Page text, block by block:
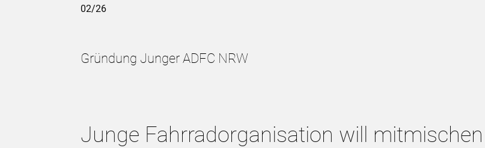
02/26
Gründung Junger ADFC NRW
Junge Fahrradorganisation will mitmischen